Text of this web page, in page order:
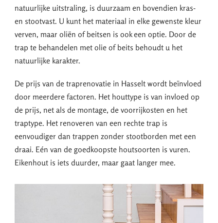
natuurlijke uitstraling, is duurzaam en bovendien kras-
en stootvast. U kunt het materiaal in elke gewenste kleur
verven, maar oliën of beitsen is ook een optie. Door de
trap te behandelen met olie of beits behoudt u het
natuurlijke karakter.
De prijs van de traprenovatie in Hasselt wordt beïnvloed
door meerdere factoren. Het houttype is van invloed op
de prijs, net als de montage, de voorrijkosten en het
traptype. Het renoveren van een rechte trap is
eenvoudiger dan trappen zonder stootborden met een
draai. Eén van de goedkoopste houtsoorten is vuren.
Eikenhout is iets duurder, maar gaat langer mee.